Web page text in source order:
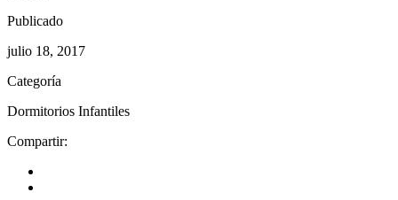
Publicado
julio 18, 2017
Categoría
Dormitorios Infantiles
Compartir: